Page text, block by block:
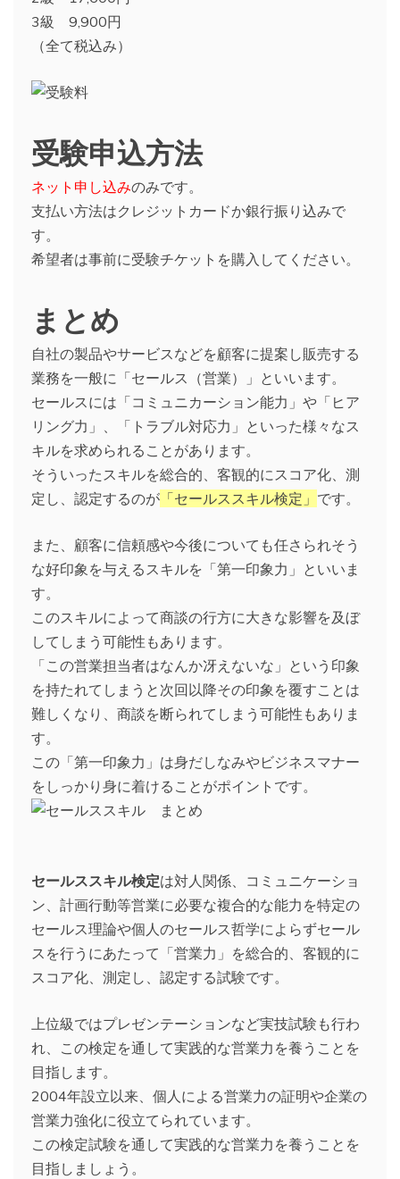
3級 9,900円
（全て税込み）
受験申込方法
ネット申し込みのみです。
支払い方法はクレジットカードか銀行振り込みで
す。
希望者は事前に受験チケットを購入してください。
まとめ
自社の製品やサービスなどを顧客に提案し販売する
業務を一般に「セールス（営業）」といいます。
セールスには「コミュニカーション能力」や「ヒア
リング力」、「トラブル対応力」といった様々なス
キルを求められることがあります。
そういったスキルを総合的、客観的にスコア化、測
定し、認定するのが 「セールススキル検定」 です。
また、顧客に信頼感や今後についても任さられそう
な好印象を与えるスキルを「第一印象力」といいま
す。
このスキルによって商談の行方に大きな影響を及ぼ
してしまう可能性もあります。
「この営業担当者はなんか冴えないな」という印象
を持たれてしまうと次回以降その印象を覆すことは
難しくなり、商談を断られてしまう可能性もありま
す。
この「第一印象力」は身だしなみやビジネスマナー
をしっかり身に着けることがポイントです。
セールススキル検定は対人関係、コミュニケーショ
ン、計画行動等営業に必要な複合的な能力を特定の
セールス理論や個人のセールス哲学によらずセール
スを行うにあたって「営業力」を総合的、客観的に
スコア化、測定し、認定する試験です。
上位級ではプレゼンテーションなど実技試験も行わ
れ、この検定を通して実践的な営業力を養うことを
目指します。
2004年設立以来、個人による営業力の証明や企業の
営業力強化に役立てられています。
この検定試験を通して実践的な営業力を養うことを
目指しましょう。